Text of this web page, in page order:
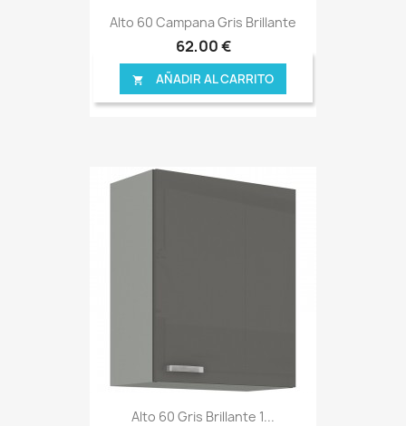
Alto 60 Campana Gris Brillante
62,00 €
 AÑADIR AL CARRITO
Alto 60 Gris Brillante 1...